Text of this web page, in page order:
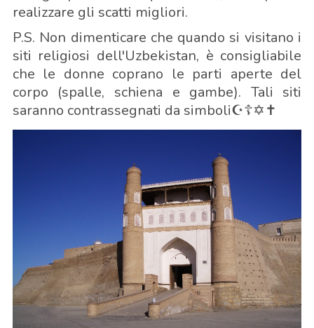
realizzare gli scatti migliori.
P.S. Non dimenticare che quando si visitano i
siti religiosi dell'Uzbekistan, è consigliabile
che le donne coprano le parti aperte del
corpo (spalle, schiena e gambe). Tali siti
saranno contrassegnati da simboli☪️☦️✡️✝️